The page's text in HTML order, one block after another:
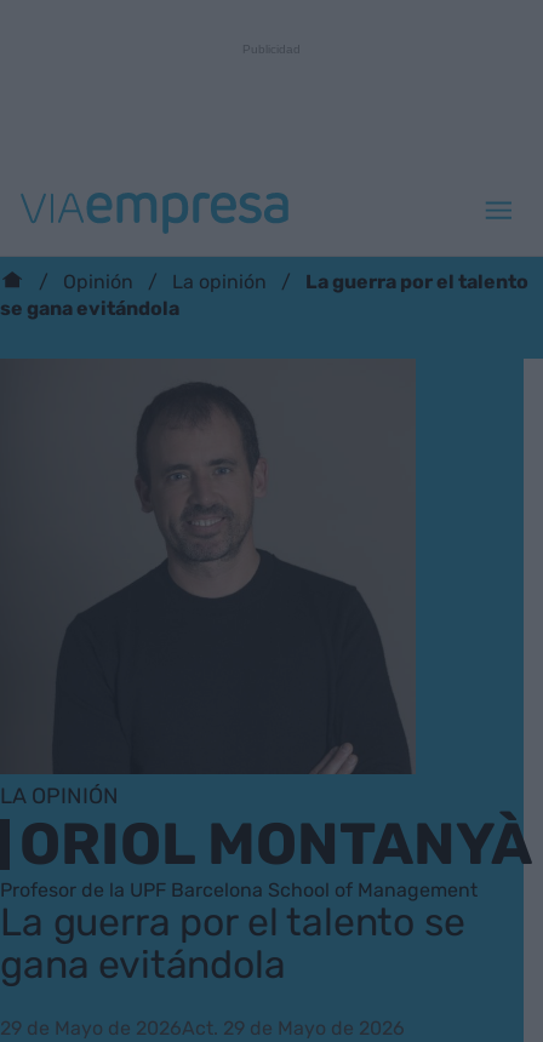
Opinión La opinión
La guerra por el talento
se gana evitándola
LA OPINIÓN
ORIOL MONTANYÀ
Profesor de la UPF Barcelona School of Management
La guerra por el talento se
gana evitándola
29 de Mayo de 2026Act. 29 de Mayo de 2026